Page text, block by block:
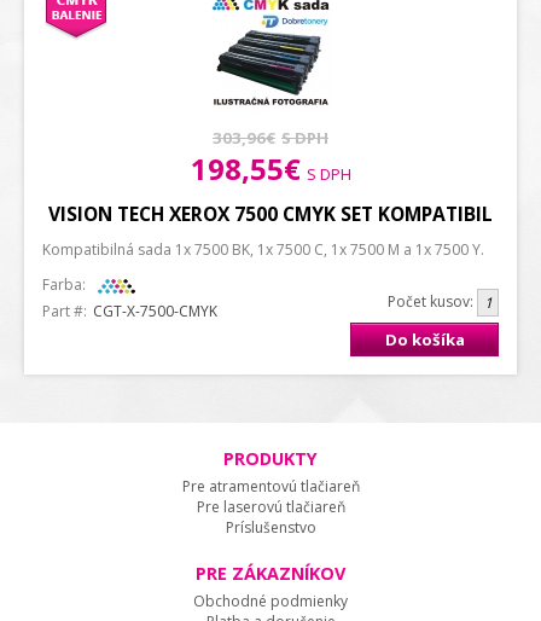
303,96€ S DPH
198,55€ S DPH
Počet kusov:
Do košíka
VISION TECH XEROX 7500 CMYK SET KOMPATIBIL
Kompatibilná sada 1x 7500 BK, 1x 7500 C, 1x 7500 M a 1x 7500 Y.
Farba:
Part #: CGT-X-7500-CMYK
PRODUKTY
Pre atramentovú tlačiareň
Pre laserovú tlačiareň
Príslušenstvo
PRE ZÁKAZNÍKOV
Obchodné podmienky